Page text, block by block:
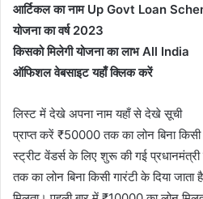
आर्टिकल का नाम Up Govt Loan
योजना का वर्ष 2023
किसको मिलेगी योजना का लाभ All India
ऑफिशल वेबसाइट यहाँ क्लिक करें
लिस्ट में देखे अपना नाम यहाँ से देखे सूची
प्राप्त करें ₹50000 तक का लोन बिना किसी
स्ट्रीट वेंडर्स के लिए शुरू की गई
तक का लोन बिना किसी गारंटी के दिया